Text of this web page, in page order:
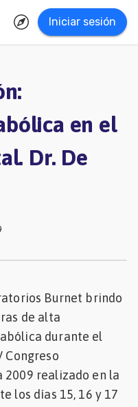
Iniciar sesión
en el
Dr. De
Burnet brindo
de alta
durante el
realizado en la
los días 15, 16 y 17